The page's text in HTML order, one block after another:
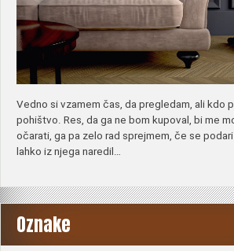
Vedno si vzamem čas, da pregledam, ali kdo
pohištvo. Res, da ga ne bom kupoval, bi me
očarati, ga pa zelo rad sprejmem, če se
lahko iz njega naredil…
Oznake